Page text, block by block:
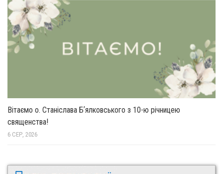
Вітаємо о. Станіслава Бʼялковського з 10-ю річницею
священства!
6 СЕР, 2026